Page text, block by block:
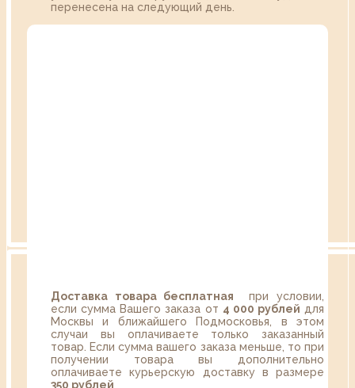
перенесена на следующий день.
Доставка товара бесплатная при условии,
если сумма Вашего заказа от 4 000 рублей для
Москвы и ближайшего Подмосковья, в этом
случаи вы оплачиваете только заказанный
товар. Если сумма вашего заказа меньше, то при
получении товара вы дополнительно
оплачиваете курьерскую доставку в размере
350 рублей